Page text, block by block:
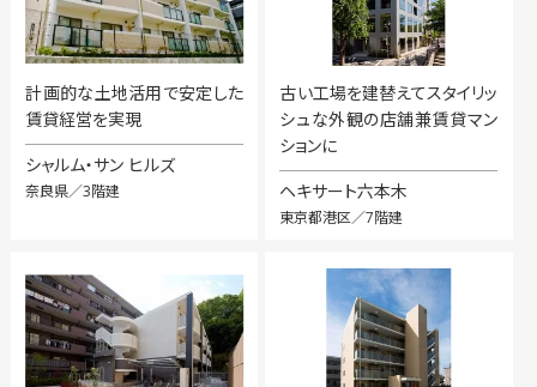
計画的な土地活用で安定した
賃貸経営を実現
シャルム・サン ヒルズ
奈良県／3階建
古い工場を建替えてスタイリッ
シュな外観の店舗兼賃貸マン
ションに
ヘキサート六本木
東京都港区／7階建